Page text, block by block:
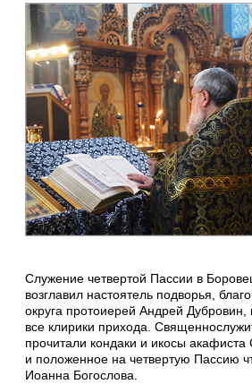
Служение четвертой Пассии в
возглавил настоятель подворья,
округа протоиерей Андрей Дубровин,
все клирики прихода.
прочитали кондаки и икосы
и положенное на четвертую Пассию
Иоанна Богослова.